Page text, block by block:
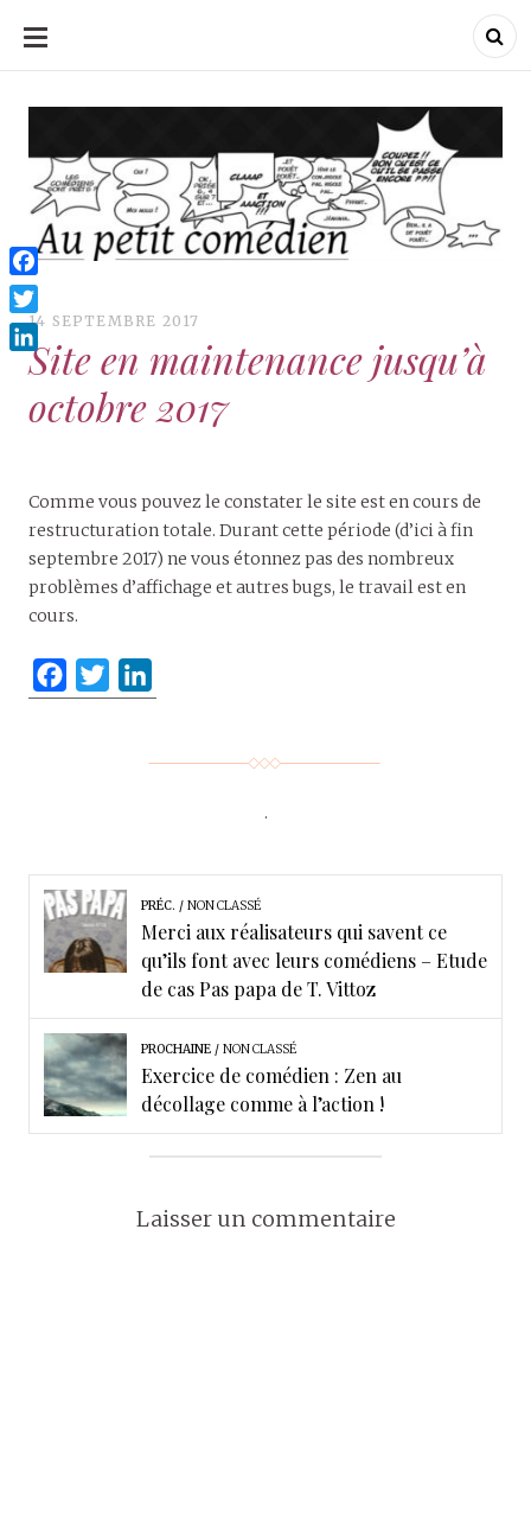
ALLER
CONTENU
Au Petit Comédien
Au Petit Comédien
14 SEPTEMBRE 2017
Site en maintenance jusqu’à
octobre 2017
Comme vous pouvez le constater le site est en cours de
restructuration totale. Durant cette période (d’ici à fin
septembre 2017) ne vous étonnez pas des nombreux
problèmes d’affichage et autres bugs, le travail est en
cours.
o
k
r
I
n
.
PRÉC. NON CLASSÉ
Merci aux réalisateurs qui savent ce
qu’ils font avec leurs comédiens – Etude
de cas Pas papa de T. Vittoz
PROCHAINE NON CLASSÉ
Exercice de comédien : Zen au
décollage comme à l’action !
Laisser un commentaire
Facebook
Twitter
LinkedIn